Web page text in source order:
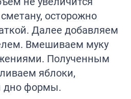
осторожно
Далее добавляем
Вмешиваем муку
Полученным
яблоки,
дно формы.